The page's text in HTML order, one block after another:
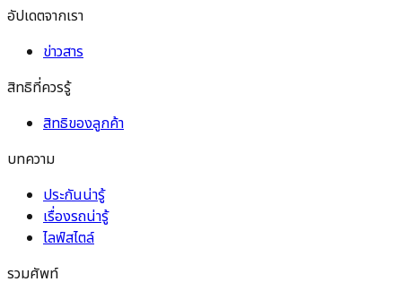
อัปเดตจากเรา
ข่าวสาร
สิทธิที่ควรรู้
สิทธิของลูกค้า
บทความ
ประกันน่ารู้
เรื่องรถน่ารู้
ไลฟ์สไตล์
รวมศัพท์